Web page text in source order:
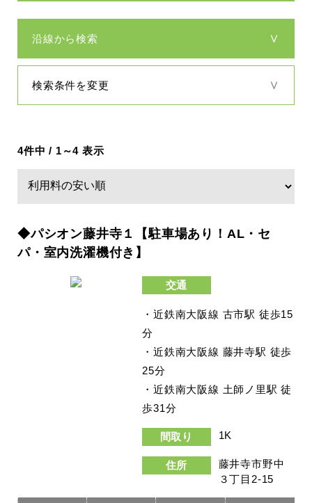
沿線から検索
検索条件を変更
4件中 / 1～4 表示
◆パシオン藤井寺１【駐車場あり！AL・セ
パ・室内洗濯機付き】
交通
・近鉄南大阪線 古市駅 徒歩15
分
・近鉄南大阪線 藤井寺駅 徒歩
25分
・近鉄南大阪線 土師ノ里駅 徒
歩31分
間取り 1K
住所
藤井寺市野中
３丁目2-15